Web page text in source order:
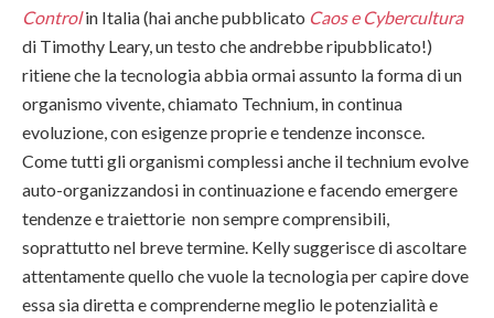
Control in Italia (hai anche pubblicato Caos e Cybercultura
di Timothy Leary, un testo che andrebbe ripubblicato!)
ritiene che la tecnologia abbia ormai assunto la forma di un
organismo vivente, chiamato Technium, in continua
evoluzione, con esigenze proprie e tendenze inconsce.
Come tutti gli organismi complessi anche il technium evolve
auto-organizzandosi in continuazione e facendo emergere
tendenze e traiettorie non sempre comprensibili,
soprattutto nel breve termine. Kelly suggerisce di ascoltare
attentamente quello che vuole la tecnologia per capire dove
essa sia diretta e comprenderne meglio le potenzialità e